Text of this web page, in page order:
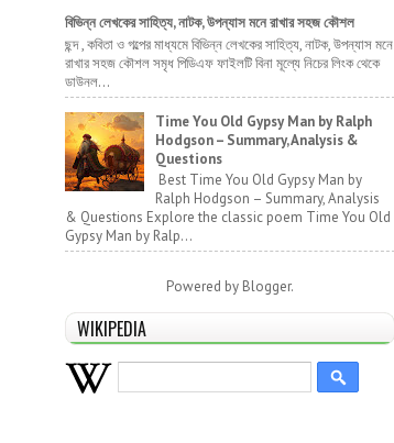
বিভিন্ন লেখকের সাহিত্য, নাটক, উপন্যাস মনে রাখার সহজ কৌশল
ছন্দ , কবিতা ও গল্পের মাধ্যমে বিভিন্ন লেখকের সাহিত্য, নাটক, উপন্যাস মনে
রাখার সহজ কৌশল সমৃধ পিডিএফ ফাইলটি বিনা মূল্যে নিচের লিংক থেকে
ডাউনল...
Time You Old Gypsy Man by Ralph
Hodgson – Summary, Analysis &
Questions
Best Time You Old Gypsy Man by
Ralph Hodgson – Summary, Analysis
& Questions Explore the classic poem Time You Old
Gypsy Man by Ralp...
Powered by Blogger.
WIKIPEDIA